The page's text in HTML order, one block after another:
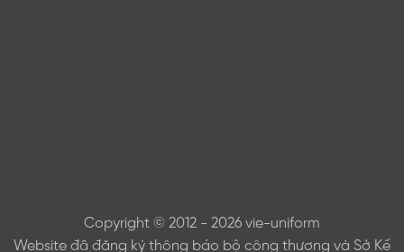
Copyright © 2012 - 2026 vie-uniform
Website đã đăng ký thông báo bộ công thương và Sở Kế